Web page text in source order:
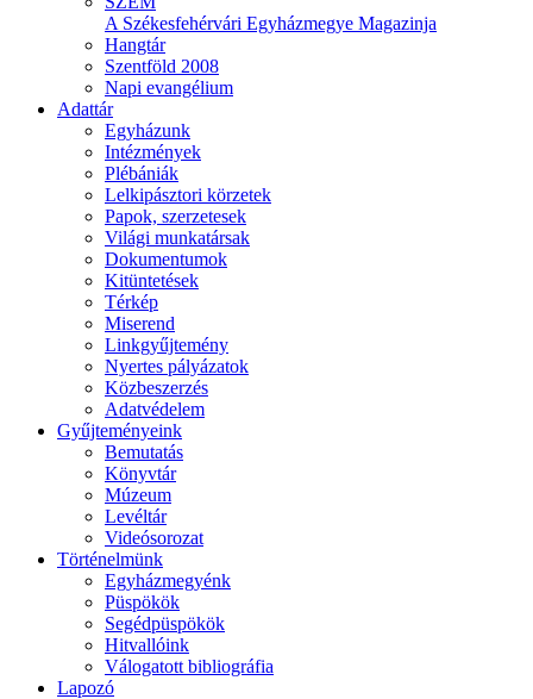
A Székesfehérvári Egyházmegye Magazinja
Hangtár
Szentföld 2008
Napi evangélium
Adattár
Egyházunk
Intézmények
Plébániák
Lelkipásztori körzetek
Papok, szerzetesek
Világi munkatársak
Dokumentumok
Kitüntetések
Térkép
Miserend
Linkgyűjtemény
Nyertes pályázatok
Közbeszerzés
Adatvédelem
Gyűjteményeink
Bemutatás
Könyvtár
Múzeum
Levéltár
Videósorozat
Történelmünk
Egyházmegyénk
Püspökök
Segédpüspökök
Hitvallóink
Válogatott bibliográfia
Lapozó